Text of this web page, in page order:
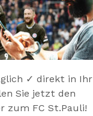
✓ direkt in Ihr
Sie jetzt den
zum FC St.Pauli!